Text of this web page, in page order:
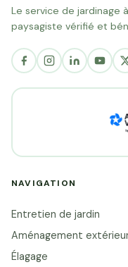
Le service de jardinage
paysagiste vérifié et
NAVIGATION
Entretien de jardin
Aménagement
Élagage